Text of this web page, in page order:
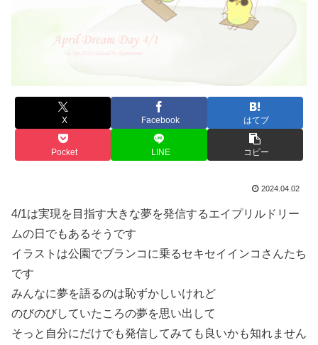
X Facebook はてブ
Pocket LINE コピー
2024.04.02
4/1は実現を目指す大きな夢を発信するエイプリルドリー
ムの日でもあるそうです
イラストは公園でブランコに乗るセキセイインコさんたち
です
みんなに夢を語るのは恥ずかしいけれど
のびのびしていたころの夢を思い出して
そっと自分にだけでも発信してみても良いかも知れません